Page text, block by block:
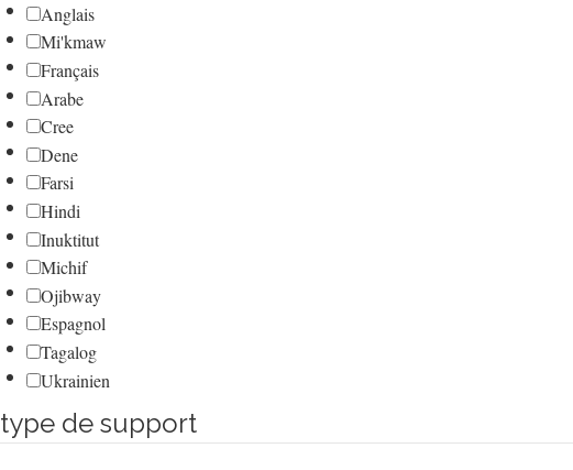
Anglais
Mi'kmaw
Français
Arabe
Cree
Dene
Farsi
Hindi
Inuktitut
Michif
Ojibway
Espagnol
Tagalog
Ukrainien
type de support